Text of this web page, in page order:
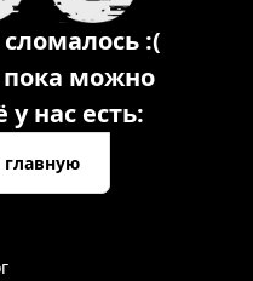
:(
можно
нас есть:
главную